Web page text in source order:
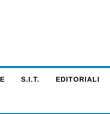
S.I.T. EDITORIALI